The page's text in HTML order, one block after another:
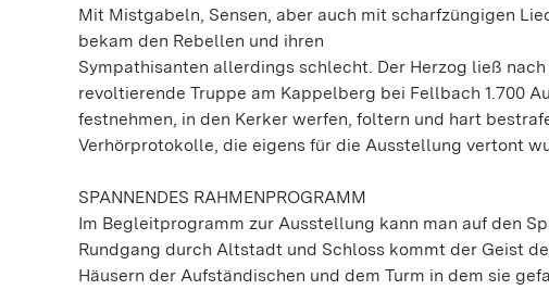
Mit Mistgabeln, Sensen, aber auch mit scharfzüngigen
bekam den Rebellen und ihren
Sympathisanten allerdings schlecht. Der Herzog ließ
revoltierende Truppe am Kappelberg bei Fellbach 1.700
festnehmen, in den Kerker werfen, foltern und hart
Verhörprotokolle, die eigens für die Ausstellung vertont
SPANNENDES RAHMENPROGRAMM
Im Begleitprogramm zur Ausstellung kann man auf den
Rundgang durch Altstadt und Schloss kommt der Geist
Häusern der Aufständischen und dem Turm in dem sie